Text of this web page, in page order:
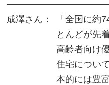
成澤さん：
「全国に約
とんどが先
高齢者向け
住宅につい
本的には豊